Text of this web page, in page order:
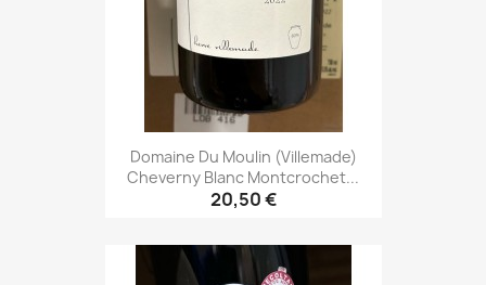
Domaine Du Moulin (Villemade)
Cheverny Blanc Montcrochet...
20,50 €